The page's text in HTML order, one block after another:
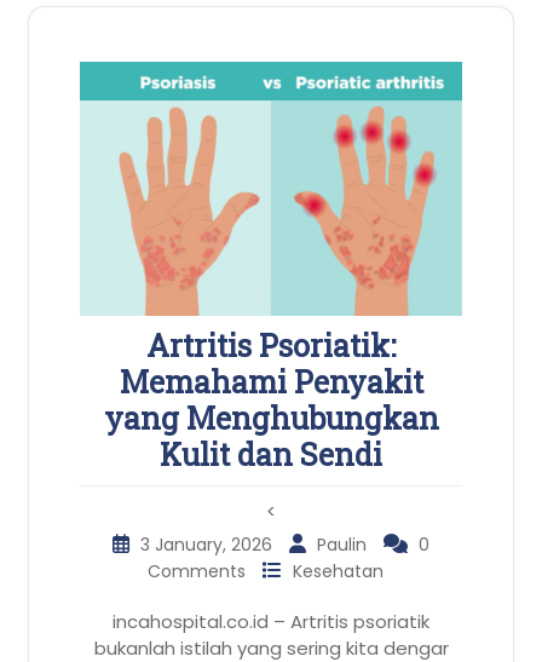
Artritis Psoriatik:
Memahami Penyakit
yang Menghubungkan
Kulit dan Sendi
<
3 January, 2026 Paulin
0
Comments
Kesehatan
incahospital.co.id – Artritis psoriatik
bukanlah istilah yang sering kita dengar